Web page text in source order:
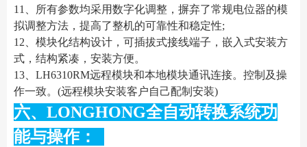
11、所有参数均采用数字化调整，摒弃了常规电位器的模
拟调整方法，提高了整机的可靠性和稳定性;
12、模块化结构设计，可插拔式接线端子，嵌入式安装方
式，结构紧凑，安装方便。
13、LH6310RM远程模块和本地模块通讯连接。控制及操
作一致。(远程模块安装客户自己配制安装)
六、LONGHONG全自动转换系统功
能与操作：